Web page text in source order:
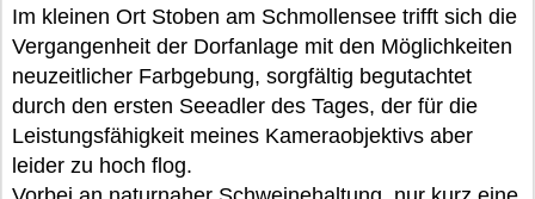
Im kleinen Ort Stoben am Schmollensee trifft sich die
Vergangenheit der Dorfanlage mit den Möglichkeiten
neuzeitlicher Farbgebung, sorgfältig begutachtet
durch den ersten Seeadler des Tages, der für die
Leistungsfähigkeit meines Kameraobjektivs aber
leider zu hoch flog.